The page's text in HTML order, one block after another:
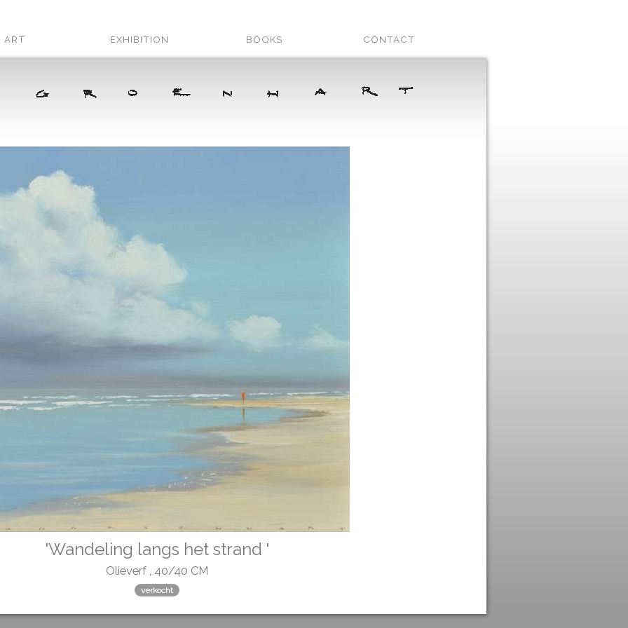
ART EXHIBITION BOOKS CONTACT
'Wandeling langs het strand '
Olieverf , 40/40 CM
verkocht